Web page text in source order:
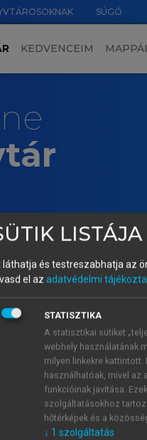
SÚGÓ
KEDVENCEIM
LISTÁJA
láthatja és testreszabhatja az
el az adatvédelmi
STATISZTIKA
A statisztikai sütiket
webhely használatának
milyen linkekre
használhatóak, mivel az
funkcióinak javítása.
szolgáltatásokhoz
hőtérképek és a
↓ 1 szolgáltatás